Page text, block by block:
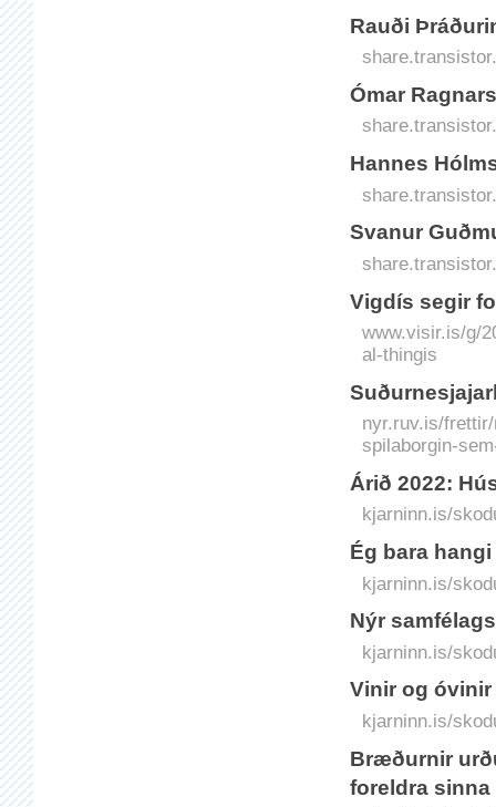
Rauði
Ómar
Hannes
Svanur
Vig­dís segir
www.visir.is/g/
al-thingis
nyr.ruv.is/
spilaborgin-
Árið 2022:
kjarninn.is/
Ég bara
kjarninn.is/
Nýr
kjarninn.is/
Vinir og
kjarninn.is/
Bræðurnir
foreldra sinna